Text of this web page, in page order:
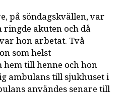
på söndagskvällen, var
ringde akuten och då
hon arbetat. Två
som helst
till henne och hon
ambulans till sjukhuset i
användes senare till